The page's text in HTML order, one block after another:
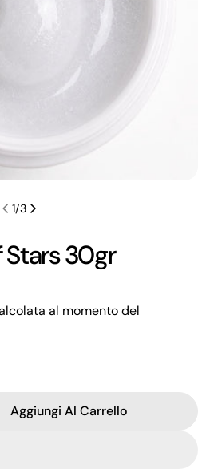
1/3
Stars 30gr
al momento del
Per Gel Fiber Sky Of Stars
Quantità Per Gel Fiber Sky
Aggiungi Al Carrello
domanda